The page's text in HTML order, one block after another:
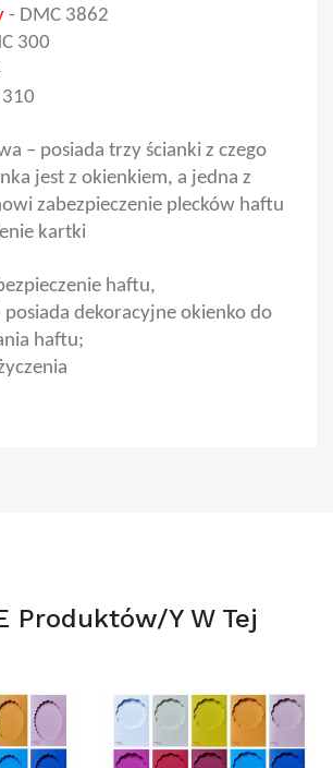
- DMC 3862
300
– posiada trzy ścianki z czego
jest z okienkiem, a jedna z
zabezpieczenie plecków haftu
kartki
haftu,
dekoracyjne okienko do
haftu;
Produktów/y W Tej